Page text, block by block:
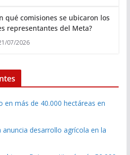
qué comisiones se ubicaron los
representantes del Meta?
07/2026
en más de 40.000 hectáreas en
anuncia desarrollo agrícola en la